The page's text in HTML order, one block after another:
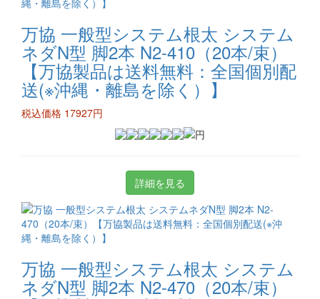
万協 一般型システム根太 システム
ネダN型 脚2本 N2-410（20本/束）
【万協製品は送料無料：全国個別配
送(※沖縄・離島を除く）】
税込価格 17927円
詳細を見る
万協 一般型システム根太 システム
ネダN型 脚2本 N2-470（20本/束）